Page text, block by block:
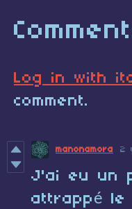
Log in with
comment.
manonamora 2
J'ai eu un
attrappé le